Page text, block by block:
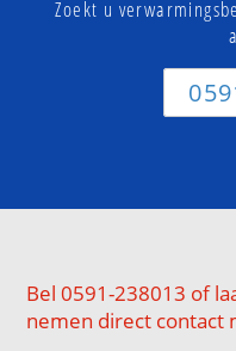
Zoekt u
Bel 0591-238013 of
nemen direct contact